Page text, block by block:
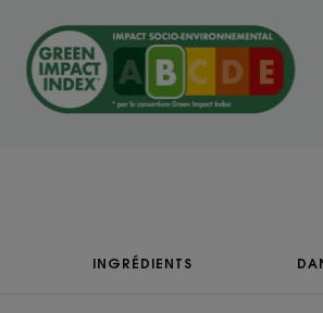
Texture
Crème
Senteur du
INGRÉDIENTS